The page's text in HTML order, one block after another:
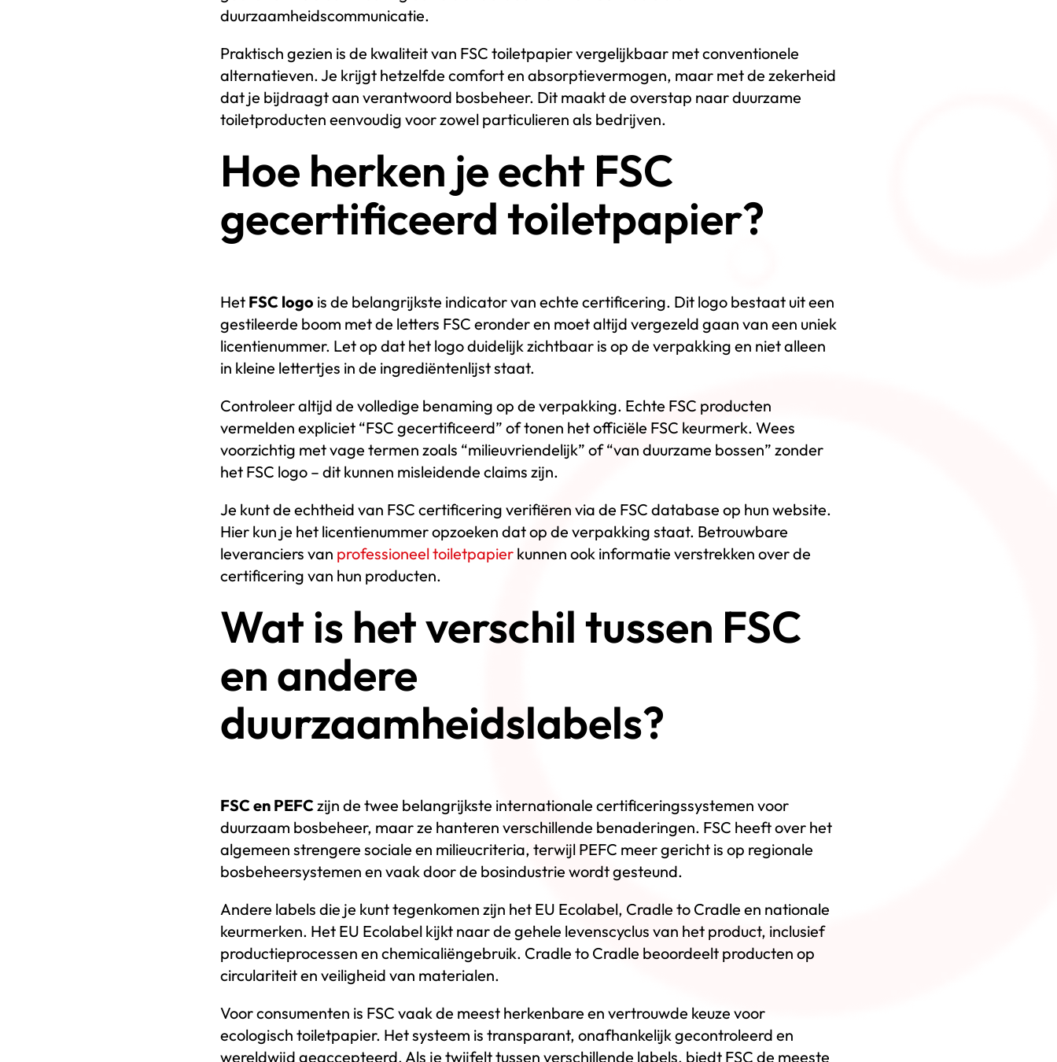
duurzaamheidscommunicatie.
Praktisch gezien is de kwaliteit van FSC toiletpapier vergelijkbaar met conventionele
alternatieven. Je krijgt hetzelfde comfort en absorptievermogen, maar met de zekerheid
dat je bijdraagt aan verantwoord bosbeheer. Dit maakt de overstap naar duurzame
toiletproducten eenvoudig voor zowel particulieren als bedrijven.
Hoe herken je echt FSC
gecertificeerd toiletpapier?
Het FSC logo is de belangrijkste indicator van echte certificering. Dit logo bestaat uit een
gestileerde boom met de letters FSC eronder en moet altijd vergezeld gaan van een uniek
licentienummer. Let op dat het logo duidelijk zichtbaar is op de verpakking en niet alleen
in kleine lettertjes in de ingrediëntenlijst staat.
Controleer altijd de volledige benaming op de verpakking. Echte FSC producten
vermelden expliciet “FSC gecertificeerd” of tonen het officiële FSC keurmerk. Wees
voorzichtig met vage termen zoals “milieuvriendelijk” of “van duurzame bossen” zonder
het FSC logo – dit kunnen misleidende claims zijn.
Je kunt de echtheid van FSC certificering verifiëren via de FSC database op hun website.
Hier kun je het licentienummer opzoeken dat op de verpakking staat. Betrouwbare
leveranciers van professioneel toiletpapierkunnen ook informatie verstrekken over de
certificering van hun producten.
Wat is het verschil tussen FSC
en andere
duurzaamheidslabels?
FSC en PEFCzijn de twee belangrijkste internationale certificeringssystemen voor
duurzaam bosbeheer, maar ze hanteren verschillende benaderingen. FSC heeft over het
algemeen strengere sociale en milieucriteria, terwijl PEFC meer gericht is op regionale
bosbeheersystemen en vaak door de bosindustrie wordt gesteund.
Andere labels die je kunt tegenkomen zijn het EU Ecolabel, Cradle to Cradle en nationale
keurmerken. Het EU Ecolabel kijkt naar de gehele levenscyclus van het product, inclusief
productieprocessen en chemicaliëngebruik. Cradle to Cradle beoordeelt producten op
circulariteit en veiligheid van materialen.
Voor consumenten is FSC vaak de meest herkenbare en vertrouwde keuze voor
ecologisch toiletpapier. Het systeem is transparant, onafhankelijk gecontroleerd en
wereldwijd geaccepteerd. Als je twijfelt tussen verschillende labels, biedt FSC de meeste